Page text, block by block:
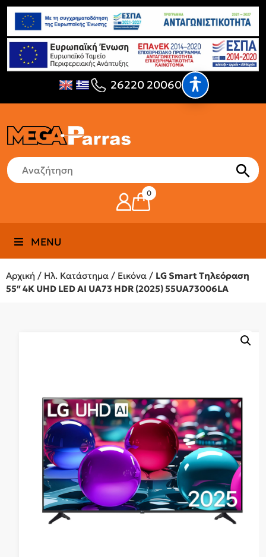
26220 20060
0
MENU
Αρχική / Ηλ. Κατάστημα / Εικόνα / LG Smart Τηλεόραση
55″ 4K UHD LED AI UA73 HDR (2025) 55UA73006LA